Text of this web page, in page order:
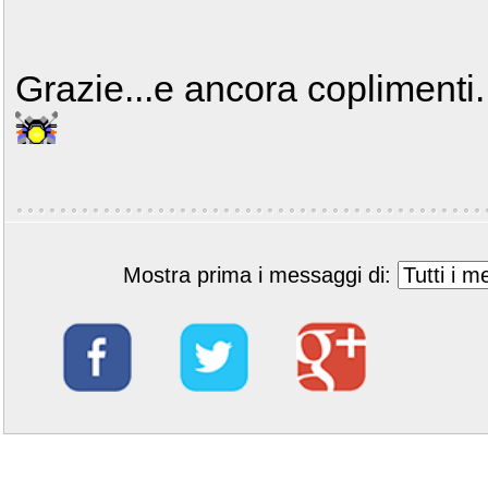
Grazie...e ancora
Mostra prima i messaggi di: